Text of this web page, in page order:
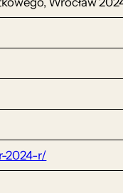
2024-r/